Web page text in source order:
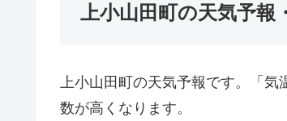
上小山田町の天気予報
上小山田町の天気予報です。「
数が高くなります。